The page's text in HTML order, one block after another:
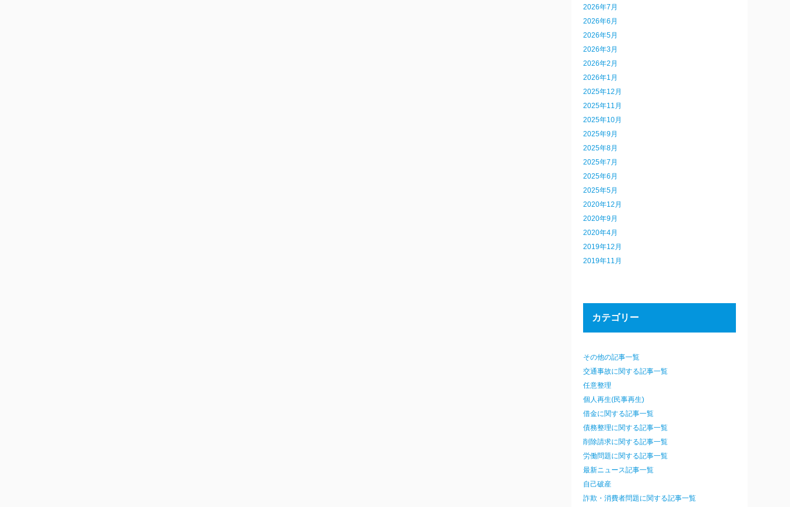
2026年7月
2026年6月
2026年5月
2026年3月
2026年2月
2026年1月
2025年12月
2025年11月
2025年10月
2025年9月
2025年8月
2025年7月
2025年6月
2025年5月
2020年12月
2020年9月
2020年4月
2019年12月
2019年11月
カテゴリー
その他の記事一覧
交通事故に関する記事一覧
任意整理
個人再生(民事再生)
借金に関する記事一覧
債務整理に関する記事一覧
削除請求に関する記事一覧
労働問題に関する記事一覧
最新ニュース記事一覧
自己破産
詐欺・消費者問題に関する記事一覧